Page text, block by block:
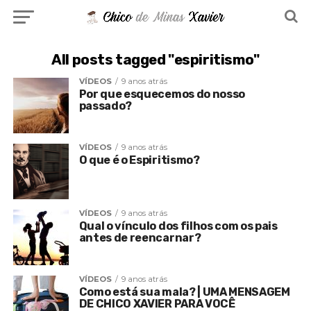
All posts tagged "espiritismo"
VÍDEOS 9 anos atrás
Por que esquecemos do nosso
passado?
VÍDEOS 9 anos atrás
O que é o Espiritismo?
VÍDEOS 9 anos atrás
Qual o vínculo dos filhos com os pais
antes de reencarnar?
VÍDEOS 9 anos atrás
Como está sua mala? | UMA MENSAGEM
DE CHICO XAVIER PARA VOCÊ